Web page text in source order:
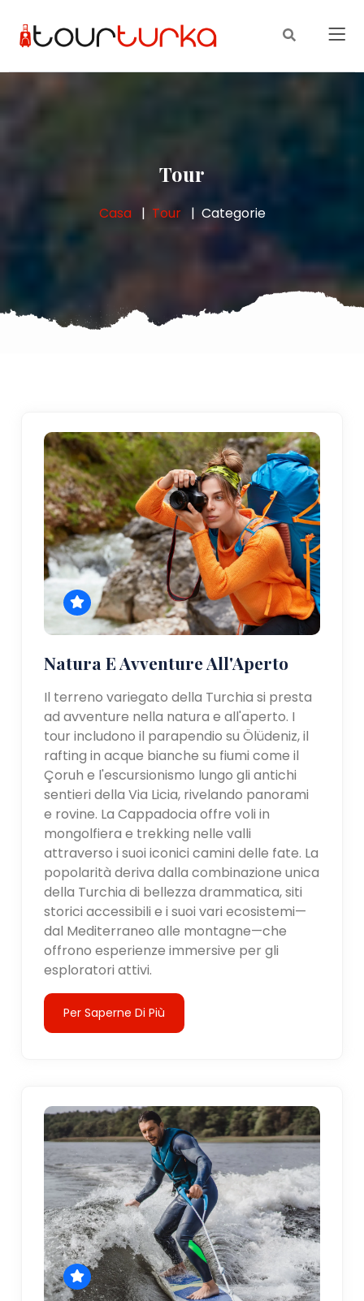
Tour
Casa Tour Categorie
Natura E Avventure All'Aperto
Il terreno variegato della Turchia si presta
ad avventure nella natura e all'aperto. I
tour includono il parapendio su Ölüdeniz, il
rafting in acque bianche su fiumi come il
Çoruh e l'escursionismo lungo gli antichi
sentieri della Via Licia, rivelando panorami
e rovine. La Cappadocia offre voli in
mongolfiera e trekking nelle valli
attraverso i suoi iconici camini delle fate. La
popolarità deriva dalla combinazione unica
della Turchia di bellezza drammatica, siti
storici accessibili e i suoi vari ecosistemi—
dal Mediterraneo alle montagne—che
offrono esperienze immersive per gli
esploratori attivi.
Per Saperne Di Più